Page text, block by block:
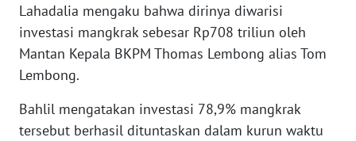
Lahadalia mengaku bahwa dirinya diwarisi
investasi mangkrak sebesar Rp708 triliun oleh
Mantan Kepala BKPM Thomas Lembong alias Tom
Lembong.
Bahlil mengatakan investasi 78,9% mangkrak
tersebut berhasil dituntaskan dalam kurun waktu
Informasi
INDEKS
KONTAK